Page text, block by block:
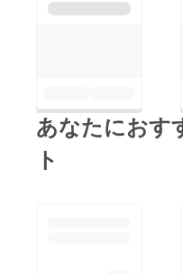
あなたにおす
ト